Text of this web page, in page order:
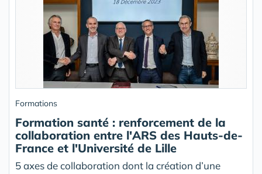
Formations
Formation santé : renforcement de la
collaboration entre l'ARS des Hauts-de-
France et l'Université de Lille
5 axes de collaboration dont la création d’une